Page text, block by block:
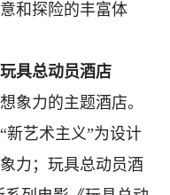
和探险的丰富体
具总动员酒店
力的主题酒店。
新艺术主义”为设计
力；玩具总动员酒